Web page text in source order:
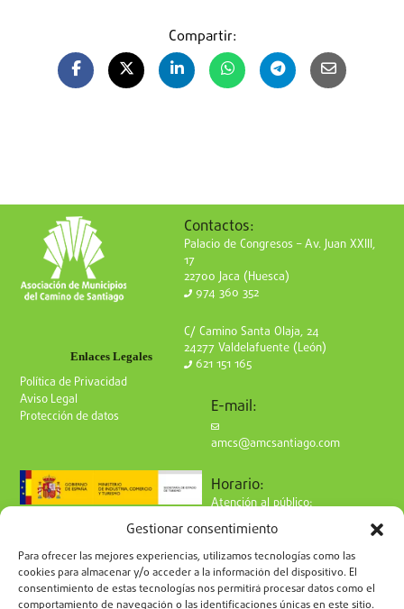
Gestionar consentimiento
Para ofrecer las mejores experiencias, utilizamos tecnologías como las
cookies para almacenar y/o acceder a la información del dispositivo. El
consentimiento de estas tecnologías nos permitirá procesar datos como el
comportamiento de navegación o las identificaciones únicas en este sitio.
Compartir:
Enlaces Legales
Política de Privacidad
Aviso Legal
Protección de datos
Contactos:
Palacio de Congresos – Av. Juan XXIII,
17
22700 Jaca (Huesca)
974 360 352
C/ Camino Santa Olaja, 24
24277 Valdelafuente (León)
621 151 165
E-mail:
amcs@amcsantiago.com
Horario:
Atención al público:
de Lunes a Viernes
de 9 a 15h
Síguenos en redes: